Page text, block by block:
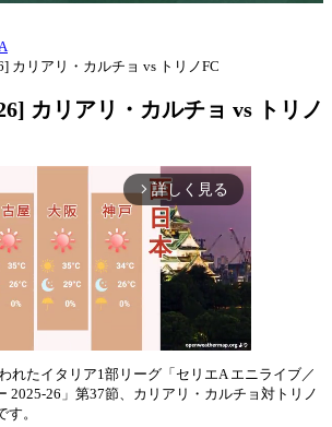
カリアリ・カルチョ vs トリノFC
カリアリ・カルチョ vs トリノ
arrow_forward_ios 詳しく見る
れたイタリア1部リーグ「セリエA エニライブ／
2025-26」第37節、カリアリ・カルチョ対トリノ
。